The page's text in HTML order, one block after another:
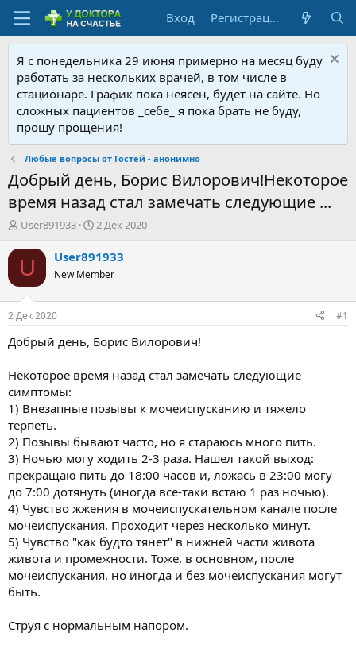
Вход Регистрация
Я с понедельника 29 июня примерно на месяц буду
работать за нескольких врачей, в том числе в
стационаре. График пока неясен, будет на сайте. Но
сложных пациентов _себе_ я пока брать не буду,
прошу прощения!
Любые вопросы от Гостей - анонимно
Добрый день, Борис Вилорович!Некоторое
время назад стал замечать следующие ...
А
т
т
е
м
ы
User891933
Д
т
а
н
а
л
2 Дек 2020
U User891933
New Member
2 Дек 2020 #1
Добрый день, Борис Вилорович!
Некоторое время назад стал замечать следующие
симптомы:
1) Внезапные позывы к мочеиспусканию и тяжело
терпеть.
2) Позывы бывают часто, но я стараюсь много пить.
3) Ночью могу ходить 2-3 раза. Нашел такой выход:
прекращаю пить до 18:00 часов и, ложась в 23:00 могу
до 7:00 дотянуть (иногда всё-таки встаю 1 раз ночью).
4) Чувство жжения в мочеиспускательном канале после
мочеиспускания. Проходит через несколько минут.
5) Чувство "как будто тянет" в нижней части живота
живота и промежности. Тоже, в основном, после
мочеиспускания, но иногда и без мочеиспускания могут
быть.
Струя с нормальным напором.